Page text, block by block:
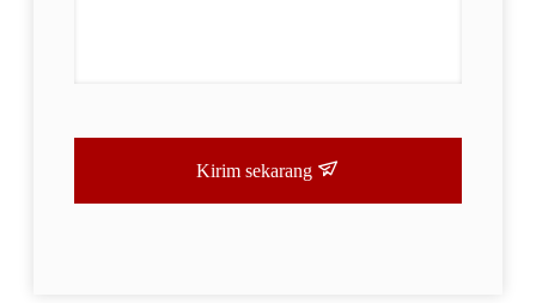
Kirim sekarang